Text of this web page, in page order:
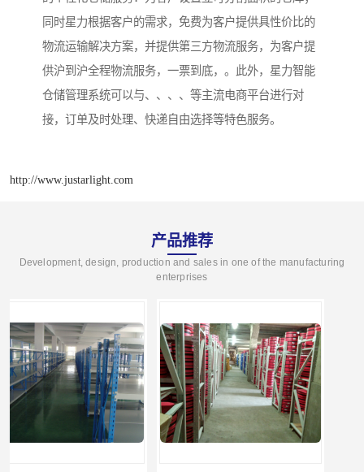
同时星力根据客户的需求，免费为客户提供具性价比的
物流运输解决方案，并提供第三方物流服务，为客户提
供沪到沪全程物流服务，一票到底，。此外，星力智能
仓储管理系统可以与、、、、等主流电商平台进行对
接，订单及时处理、快递自由选择等特色服务。
http://www.justarlight.com
产品推荐
Development, design, production and sales in one of the manufacturing
enterprises